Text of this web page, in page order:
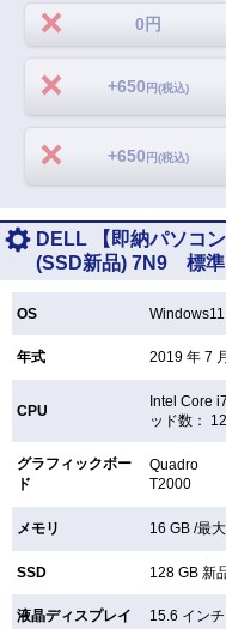
0円
+650 円(税込)
+650 円(税込)
DELL 【即納パソコ
(SSD新品) 7N9 標準
OS
年式 2019 年 7
CPU
Intel Core
ッド数： 12
グラフィックボー
ド
Quadro
T2000
メモリ 16 GB /最
SSD 128 GB新
液晶ディスプレイ 15.6 インチ